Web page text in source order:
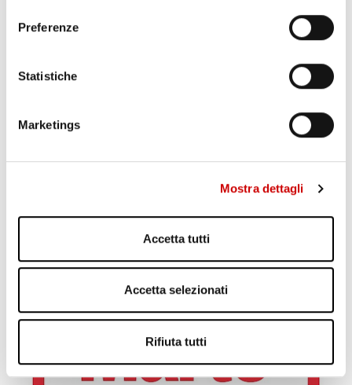
Preferenze
Statistiche
Marketings
Mostra dettagli
Accetta tutti
Accetta selezionati
Rifiuta tutti